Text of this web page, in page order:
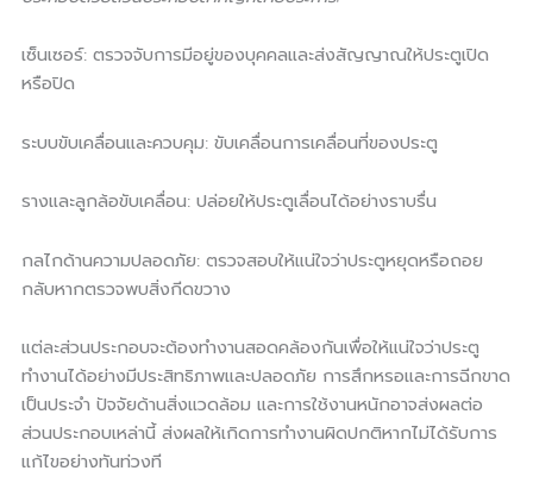
เซ็นเซอร์: ตรวจจับการมีอยู่ของบุคคลและส่งสัญญาณให้ประตูเปิด
หรือปิด
ระบบขับเคลื่อนและควบคุม: ขับเคลื่อนการเคลื่อนที่ของประตู
รางและลูกล้อขับเคลื่อน: ปล่อยให้ประตูเลื่อนได้อย่างราบรื่น
กลไกด้านความปลอดภัย: ตรวจสอบให้แน่ใจว่าประตูหยุดหรือถอย
กลับหากตรวจพบสิ่งกีดขวาง
แต่ละส่วนประกอบจะต้องทำงานสอดคล้องกันเพื่อให้แน่ใจว่าประตู
ทำงานได้อย่างมีประสิทธิภาพและปลอดภัย การสึกหรอและการฉีกขาด
เป็นประจำ ปัจจัยด้านสิ่งแวดล้อม และการใช้งานหนักอาจส่งผลต่อ
ส่วนประกอบเหล่านี้ ส่งผลให้เกิดการทำงานผิดปกติหากไม่ได้รับการ
แก้ไขอย่างทันท่วงที